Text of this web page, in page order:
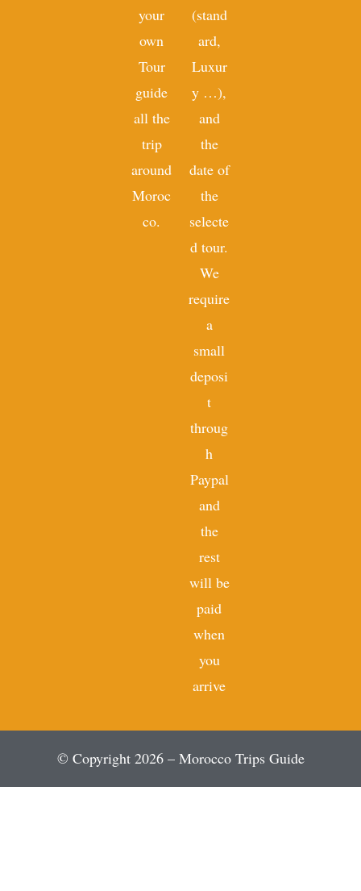
your
own
Tour
guide
all the
trip
around
Moroc
co.
(stand
ard,
Luxur
y …),
and
the
date of
the
selecte
d tour.
We
require
a
small
deposi
t
throug
h
Paypal
and
the
rest
will be
paid
when
you
arrive
© Copyright 2026 – Morocco Trips Guide